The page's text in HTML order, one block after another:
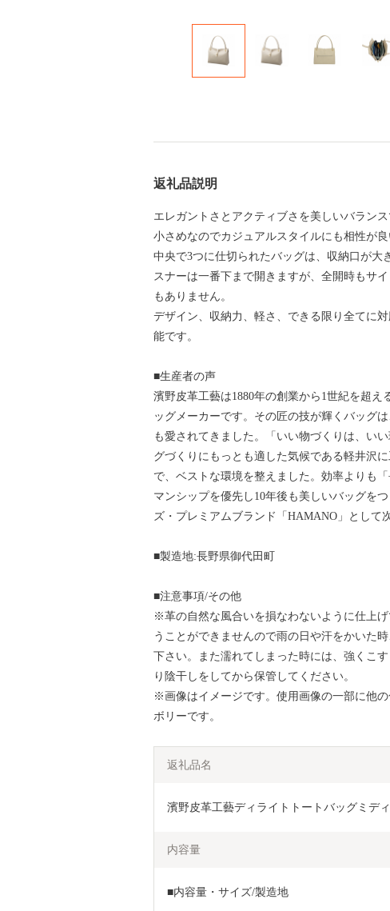
返礼品説明
エレガントさとアクティブさを美しいバランス
小さめなのでカジュアルスタイルにも相性が良
中央で3つに仕切られたバッグは、収納口が大
スナーは一番下まで開きますが、全開時もサ
もありません。
デザイン、収納力、軽さ、できる限り全てに
能です。
■生産者の声
濱野皮革工藝は1880年の創業から1世紀を超
ッグメーカーです。その匠の技が輝くバッグ
も愛されてきました。「いい物づくりは、い
グづくりにもっとも適した気候である軽井沢
で、ベストな環境を整えました。効率よりも
マンシップを優先し10年後も美しいバッグを
ズ・プレミアムブランド「HAMANO」として
■製造地:長野県御代田町
■注意事項/その他
※革の自然な風合いを損なわないように仕上
うことができませんので雨の日や汗をかいた
下さい。また濡れてしまった時には、強くこ
り陰干しをしてから保管してください。
※画像はイメージです。使用画像の一部に他
ボリーです。
返礼品名
濱野皮革工藝ディライトトートバッグミデ
内容量
■内容量・サイズ/製造地